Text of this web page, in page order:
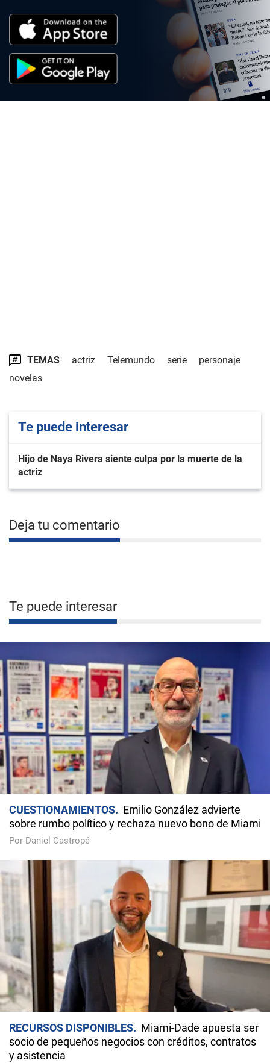
TEMAS actriz Telemundo serie
personaje
novelas
Te puede interesar
Hijo de Naya Rivera siente culpa por la muerte de la
actriz
Deja tu comentario
Te puede interesar
CUESTIONAMIENTOS
Emilio González advierte
sobre rumbo político y rechaza nuevo bono de Miami
Por Daniel Castropé
RECURSOS DISPONIBLES
Miami-Dade apuesta ser
socio de pequeños negocios con créditos, contratos
y asistencia